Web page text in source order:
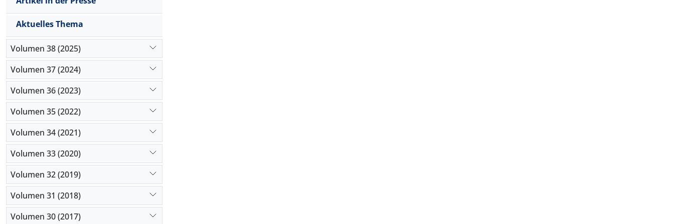
Aktuelles Thema
Volumen 38 (2025)
Volumen 37 (2024)
Volumen 36 (2023)
Volumen 35 (2022)
Volumen 34 (2021)
Volumen 33 (2020)
Volumen 32 (2019)
Volumen 31 (2018)
Volumen 30 (2017)